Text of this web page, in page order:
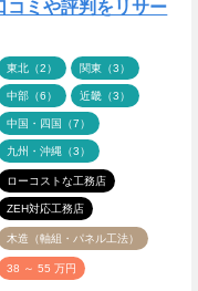
コミや評判をリサー
東北（2） 関東（3）
中部（6） 近畿（3）
中国・四国（7）
九州・沖縄（3）
ローコストな工務店
ZEH対応工務店
木造（軸組・パネル工法）
38 ～ 55 万円